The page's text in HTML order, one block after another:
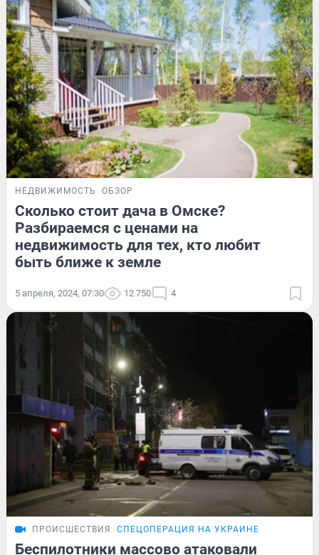
НЕДВИЖИМОСТЬ ОБЗОР
Сколько стоит дача в Омске?
Разбираемся с ценами на
недвижимость для тех, кто любит
быть ближе к земле
5 апреля, 2024, 07:30 12 750 4
ПРОИСШЕСТВИЯ СПЕЦОПЕРАЦИЯ НА УКРАИНЕ
Беспилотники массово атаковали